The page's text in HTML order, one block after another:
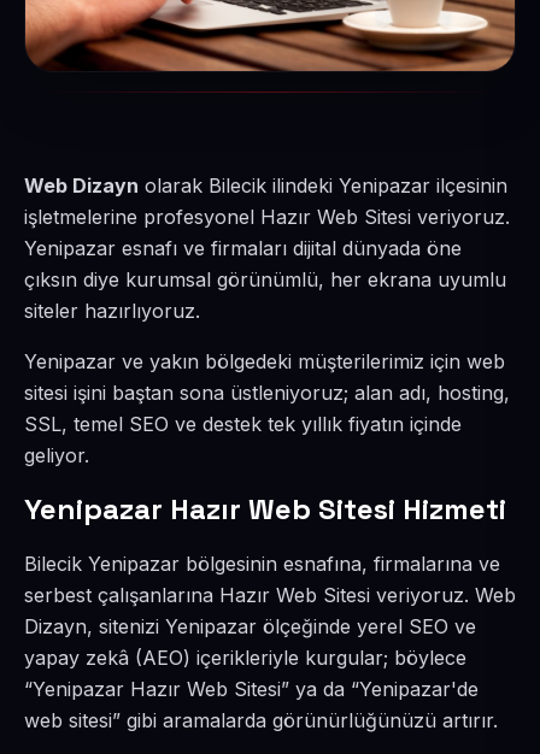
Web Dizayn olarak Bilecik ilindeki Yenipazar ilçesinin
işletmelerine profesyonel Hazır Web Sitesi veriyoruz.
Yenipazar esnafı ve firmaları dijital dünyada öne
çıksın diye kurumsal görünümlü, her ekrana uyumlu
siteler hazırlıyoruz.
Yenipazar ve yakın bölgedeki müşterilerimiz için web
sitesi işini baştan sona üstleniyoruz; alan adı, hosting,
SSL, temel SEO ve destek tek yıllık fiyatın içinde
geliyor.
Yenipazar Hazır Web Sitesi Hizmeti
Bilecik Yenipazar bölgesinin esnafına, firmalarına ve
serbest çalışanlarına Hazır Web Sitesi veriyoruz. Web
Dizayn, sitenizi Yenipazar ölçeğinde yerel SEO ve
yapay zekâ (AEO) içerikleriyle kurgular; böylece
“Yenipazar Hazır Web Sitesi” ya da “Yenipazar'de
web sitesi” gibi aramalarda görünürlüğünüzü artırır.